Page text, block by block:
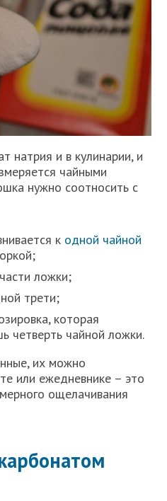
натрия и в кулинарии, и
чайными
нужно соотносить с
к одной чайной
ложки;
трети;
которая
четверть чайной ложки.
их можно
или ежедневнике – это
ощелачивания